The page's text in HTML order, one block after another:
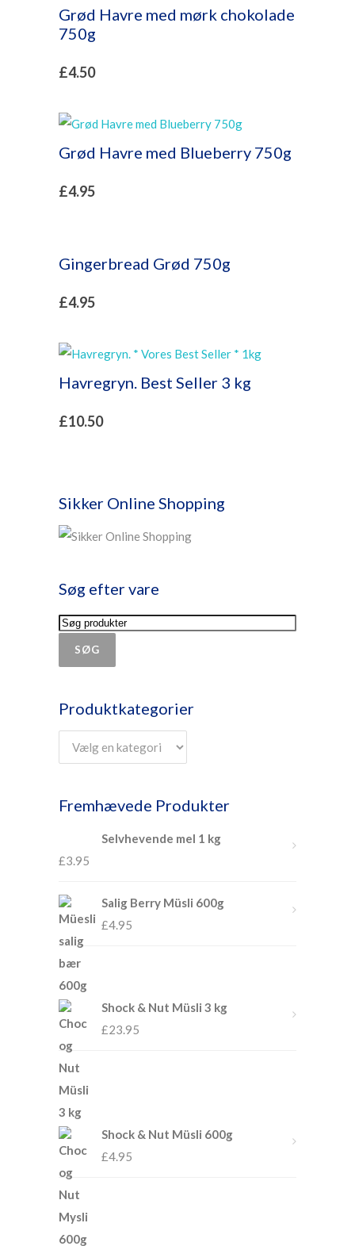
Grød Havre med mørk chokolade
750g
£4.50
Grød Havre med Blueberry 750g
£4.95
Gingerbread Grød 750g
£4.95
Havregryn. Best Seller 3 kg
£10.50
Sikker Online Shopping
Søg efter vare
SØG
Produktkategorier
Fremhævede Produkter
Selvhevende mel 1 kg
£3.95
Salig Berry Müsli 600g
£4.95
Shock & Nut Müsli 3 kg
£23.95
Shock & Nut Müsli 600g
£4.95